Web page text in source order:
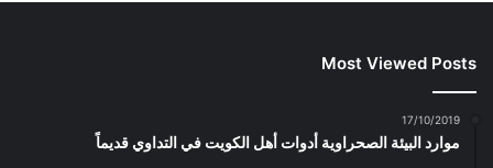
Most Viewed Posts
17/10/2019
موارد البيئة الصحراوية أدوات أهل الكويت في التداوي قديماً